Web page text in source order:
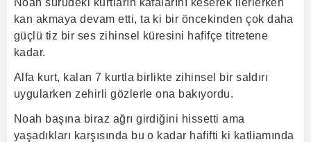
kan akmaya devam etti, ta ki bir öncekinden çok daha
güçlü tiz bir ses zihinsel küresini hafifçe titretene
kadar.
Alfa kurt, kalan 7 kurtla birlikte zihinsel bir saldırı
uygularken zehirli gözlerle ona bakıyordu.
Noah başına biraz ağrı girdiğini hissetti ama
yaşadıkları karşısında bu o kadar hafifti ki katliamında